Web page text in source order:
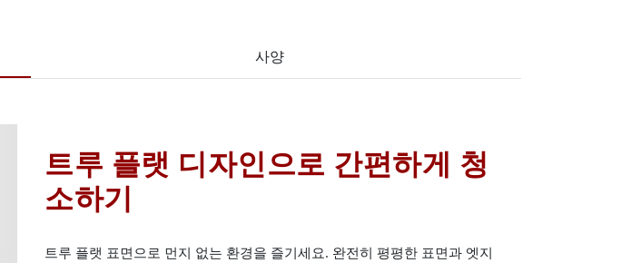
사양
트루 플랫 디자인으로 간편하게 청
소하기
트루 플랫 표면으로 먼지 없는 환경을 즐기세요. 완전히 평평한 표면과 엣지